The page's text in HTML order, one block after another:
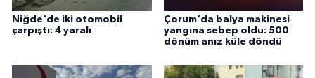
Niğde'de iki otomobil
çarpıştı: 4 yaralı
Çorum'da balya makinesi
yangına sebep oldu: 500
dönüm anız küle döndü